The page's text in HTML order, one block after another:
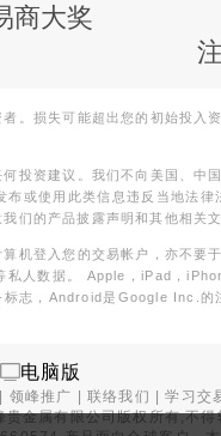
商大奖
。损失可能超出您的初始投入
投资建议。我们不向美国、中
或使用此类信息违反当地法
们的产品披露声明和其他相关文
机登入您的交易帐户，亦不要
私人数据。 Apple，iPad，
志，Android是Google Inc.
电脑版
| 领峰推广 |联络我们 |学习交
金属有限公司版权所有,不得